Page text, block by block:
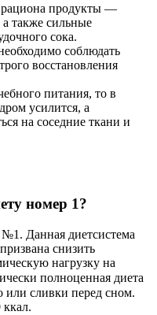
рациона продукты —
а также сильные
сока.
соблюдать
восстановления
питания, то в
усилится, а
на соседние ткани и
номер 1?
Данная диетсистема
снизить
нагрузку на
полноценная диета
сливки перед сном.